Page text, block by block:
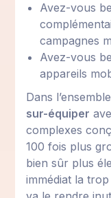
Avez-vous
campagnes
Avez-vous
appareils
Dans
sur-équiper
complexes
100 fois plus
bien sûr plus
immédiat la